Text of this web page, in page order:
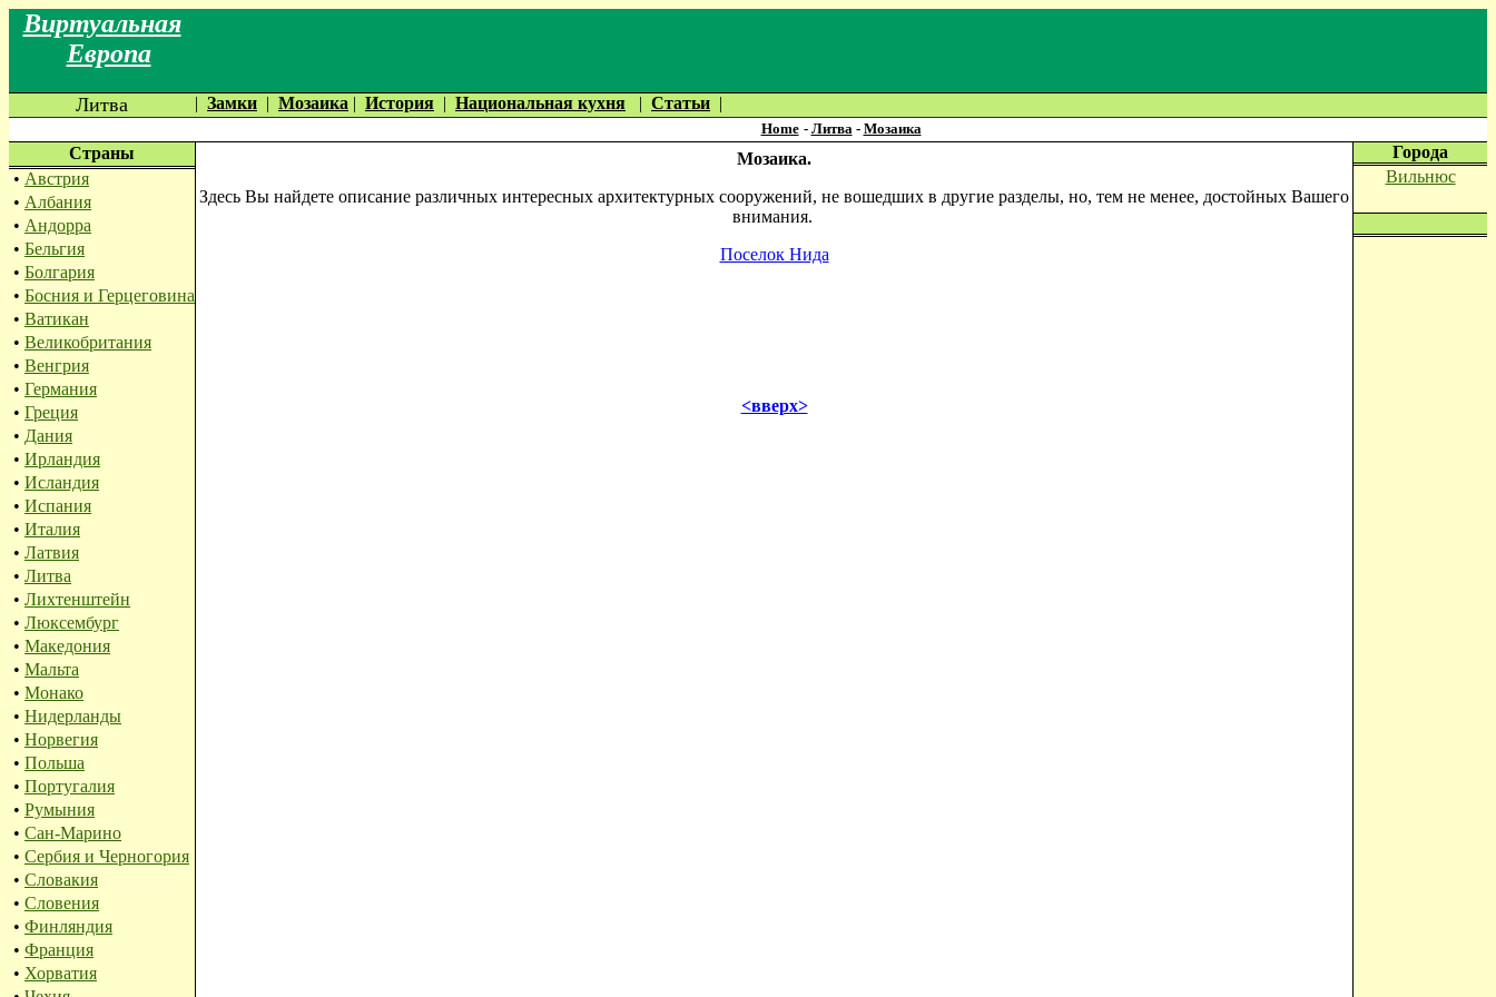
Виртуальная
Европа
Литва | Замки | Мозаика | История | Национальная кухня | Статьи |
Home - Литва - Мозаика
Страны
• Австрия
• Албания
• Андорра
• Бельгия
• Болгария
• Босния и Герцеговина
• Ватикан
• Великобритания
• Венгрия
• Германия
• Греция
• Дания
• Ирландия
• Исландия
• Испания
• Италия
• Латвия
• Литва
• Лихтенштейн
• Люксембург
• Македония
• Мальта
• Монако
• Нидерланды
• Норвегия
• Польша
• Португалия
• Румыния
• Сан-Марино
• Сербия и Черногория
• Словакия
• Словения
• Финляндия
• Франция
• Хорватия
Мозаика.
Здесь Вы найдете описание различных интересных архитектурных сооружений, не вошедших в другие разделы, но, тем не менее, достойных Вашего
внимания.
Поселок Нида
<вверх>
Города
Вильнюс